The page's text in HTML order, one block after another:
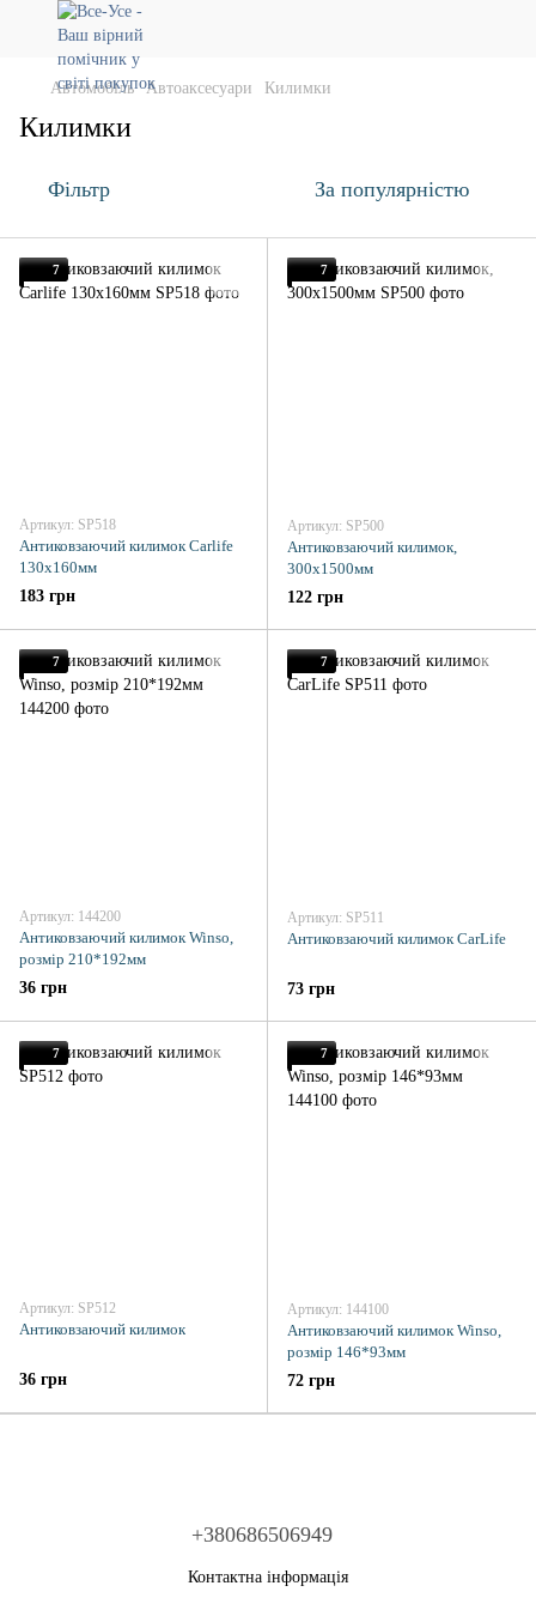
Автомобіль Автоаксесуари Килимки
Килимки
Фільтр За популярністю
7
Артикул: SP518
Антиковзаючий килимок Carlife
130х160мм
183 грн
7
Артикул: SP500
Антиковзаючий килимок,
300x1500мм
122 грн
7
Артикул: 144200
Антиковзаючий килимок Winso,
розмір 210*192мм
36 грн
7
Артикул: SP511
Антиковзаючий килимок CarLife
73 грн
7
Артикул: SP512
Антиковзаючий килимок
36 грн
7
Артикул: 144100
Антиковзаючий килимок Winso,
розмір 146*93мм
72 грн
+380686506949
Контактна інформація